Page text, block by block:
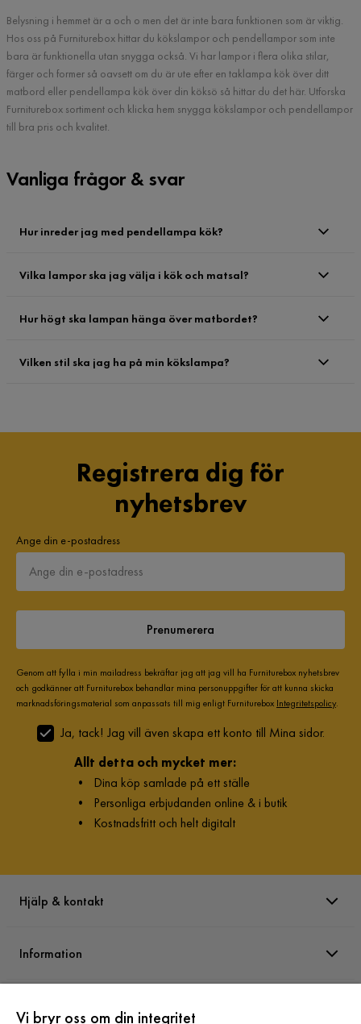
Belysning i hemmet är a och o men det är inte bara funktionen som är viktig.
Hos oss på Furniturebox hittar du kökslampor och pendellampor som inte
bara är funktionella utan snygga också. Vi har lampor i flera olika stilar,
färger och former så oavsett om du är ute efter en taklampa kök över ditt
matbord eller pendellampa kök över din köksö så hittar du det här. Utforska
Furniturebox sortiment och klicka hem snygga kökslampor och pendellampor
till bra pris och kvalitet.
Vanliga frågor & svar
Hur inreder jag med pendellampa kök?
Vilka lampor ska jag välja i kök och matsal?
Hur högt ska lampan hänga över matbordet?
Vilken stil ska jag ha på min kökslampa?
Registrera dig för
nyhetsbrev
Ange din e-postadress
Prenumerera
Genom att fylla i min mailadress bekräftar jag att jag vill ha Furniturebox nyhetsbrev
och godkänner att Furniturebox behandlar mina personuppgifter för att kunna skicka
marknadsföringsmaterial som anpassats till mig enligt Furniturebox Integritetspolicy.
Ja, tack! Jag vill även skapa ett konto till Mina sidor.
Allt detta och mycket mer:
• Dina köp samlade på ett ställe
• Personliga erbjudanden online & i butik
• Kostnadsfritt och helt digitalt
Hjälp & kontakt
Information
Vi bryr oss om din integritet